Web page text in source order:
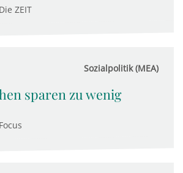
Die ZEIT
Sozialpolitik (MEA)
sparen zu wenig
Focus